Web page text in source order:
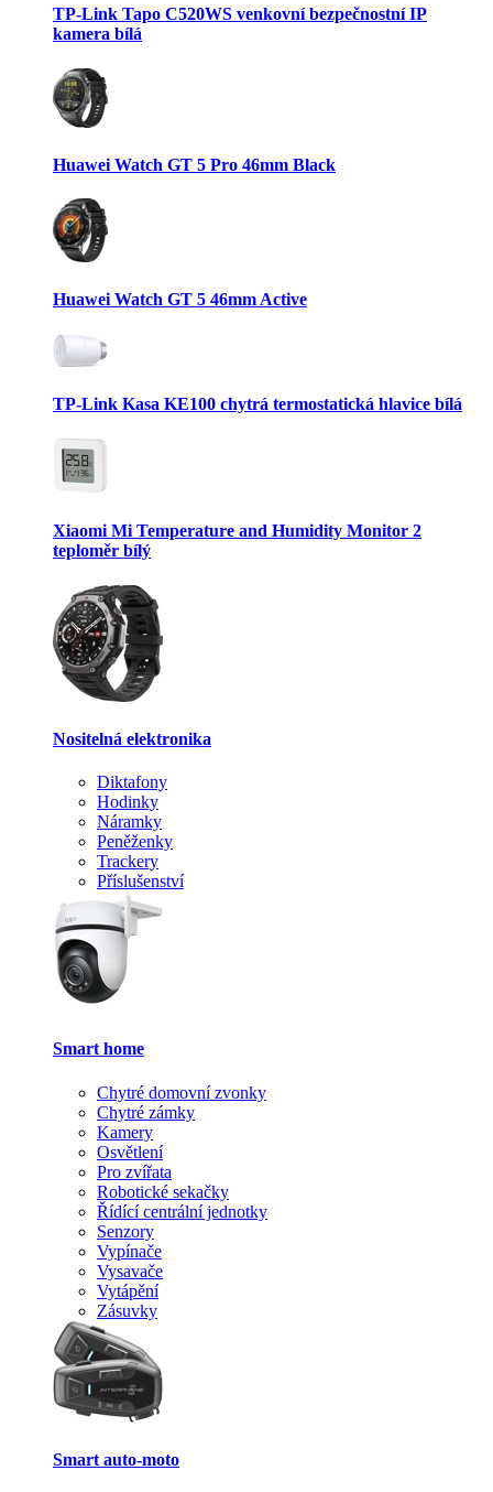
TP-Link Tapo C520WS venkovní bezpečnostní IP
kamera bílá
Huawei Watch GT 5 Pro 46mm Black
Huawei Watch GT 5 46mm Active
TP-Link Kasa KE100 chytrá termostatická hlavice bílá
Xiaomi Mi Temperature and Humidity Monitor 2
teploměr bílý
Nositelná elektronika
Diktafony
Hodinky
Náramky
Peněženky
Trackery
Příslušenství
Smart home
Chytré domovní zvonky
Chytré zámky
Kamery
Osvětlení
Pro zvířata
Robotické sekačky
Řídící centrální jednotky
Senzory
Vypínače
Vysavače
Vytápění
Zásuvky
Smart auto-moto